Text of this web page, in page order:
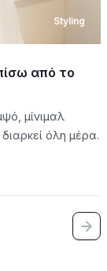
Styling
από το
μίνιμαλ
όλη μέρα.